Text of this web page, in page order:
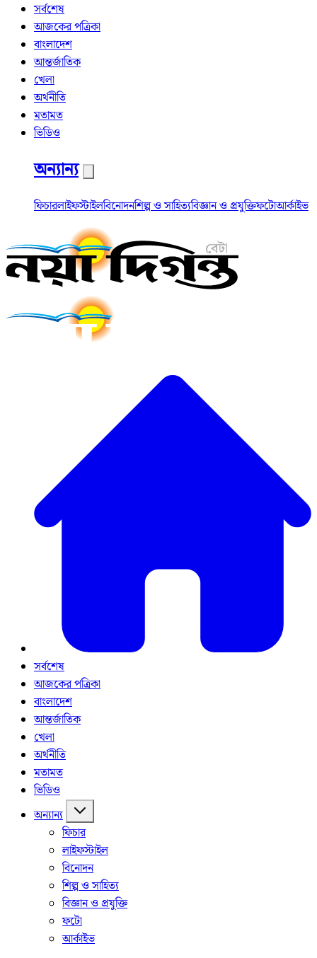
সর্বশেষ
আজকের পত্রিকা
বাংলাদেশ
আন্তর্জাতিক
খেলা
অর্থনীতি
মতামত
ভিডিও
অন্যান্য
ফিচারলাইফস্টাইলবিনোদনশিল্প ও সাহিত্যবিজ্ঞান ও প্রযুক্তিফটোআর্কাইভ
সর্বশেষ
আজকের পত্রিকা
বাংলাদেশ
আন্তর্জাতিক
খেলা
অর্থনীতি
মতামত
ভিডিও
অন্যান্য
ফিচার
লাইফস্টাইল
বিনোদন
শিল্প ও সাহিত্য
বিজ্ঞান ও প্রযুক্তি
ফটো
আর্কাইভ